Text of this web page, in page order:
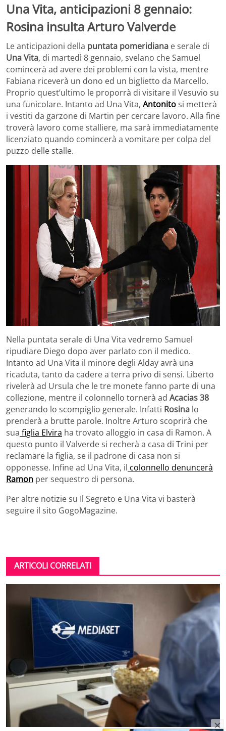
Una Vita, anticipazioni 8 gennaio:
Rosina insulta Arturo Valverde
Le anticipazioni della puntata pomeridiana e serale di
Una Vita, di martedì 8 gennaio, svelano che Samuel
comincerà ad avere dei problemi con la vista, mentre
Fabiana riceverà un dono ed un biglietto da Marcello.
Proprio quest’ultimo le proporrà di visitare il Vesuvio su
una funicolare. Intanto ad Una Vita, Antonitosi metterà
i vestiti da garzone di Martin per cercare lavoro. Alla fine
troverà lavoro come stalliere, ma sarà immediatamente
licenziato quando comincerà a vomitare per colpa del
puzzo delle stalle.
Nella puntata serale di Una Vita vedremo Samuel
ripudiare Diego dopo aver parlato con il medico.
Intanto ad Una Vita il minore degli Alday avrà una
ricaduta, tanto da cadere a terra privo di sensi. Liberto
rivelerà ad Ursula che le tre monete fanno parte di una
collezione, mentre il colonnello tornerà ad Acacias 38
generando lo scompiglio generale. Infatti Rosina lo
prenderà a brutte parole. Inoltre Arturo scoprirà che
sua figlia Elvira ha trovato alloggio in casa di Ramon. A
questo punto il Valverde si recherà a casa di Trini per
reclamare la figlia, se il padrone di casa non si
opponesse. Infine ad Una Vita, il colonnello denuncerà
Ramon per sequestro di persona.
Per altre notizie su Il Segreto e Una Vita vi basterà
seguire il sito GogoMagazine.
ARTICOLI CORRELATI